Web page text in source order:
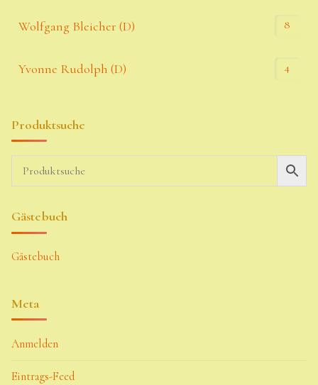
Wolfgang Bleicher (D) 8
Yvonne Rudolph (D) 4
Produktsuche
Gästebuch
Gästebuch
Meta
Anmelden
Eintrags-Feed